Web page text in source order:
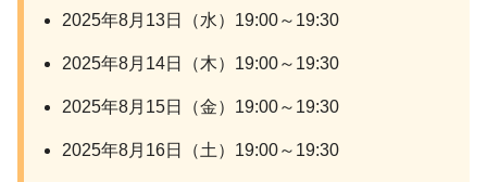
2025年8月13日（水）19:00～19:30
2025年8月14日（木）19:00～19:30
2025年8月15日（金）19:00～19:30
2025年8月16日（土）19:00～19:30